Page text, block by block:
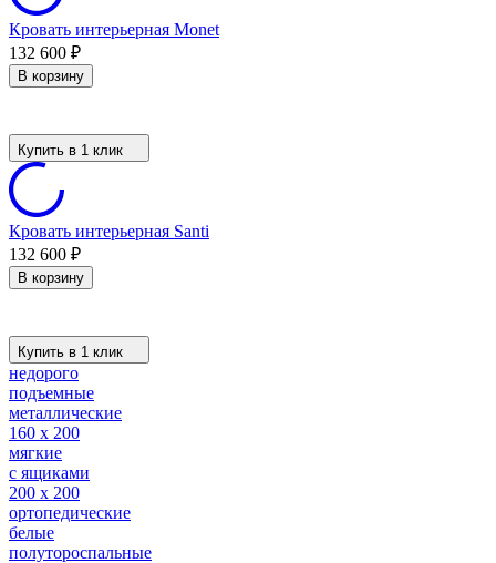
Кровать интерьерная Monet
132 600 ₽
В корзину
Купить в 1 клик
Кровать интерьерная Santi
132 600 ₽
В корзину
Купить в 1 клик
недорого
подъемные
металлические
160 х 200
мягкие
с ящиками
200 х 200
ортопедические
белые
полутороспальные